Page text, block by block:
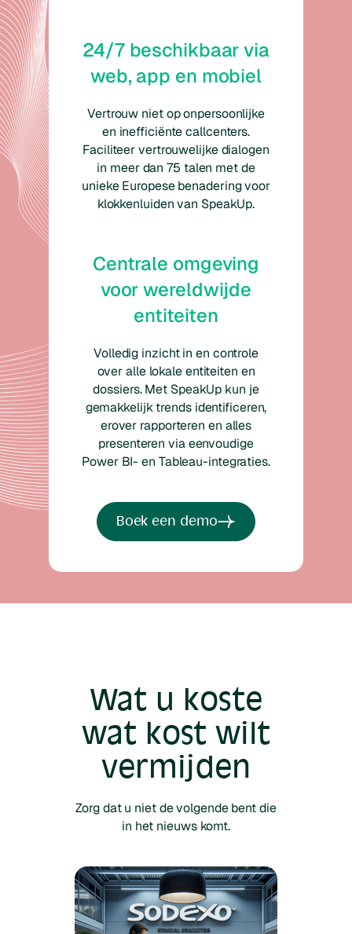
24/7 beschikbaar via
web, app en mobiel
Vertrouw niet op onpersoonlijke
en inefficiënte callcenters.
Faciliteer vertrouwelijke dialogen
in meer dan 75 talen met de
unieke Europese benadering voor
klokkenluiden van SpeakUp.
Centrale omgeving
voor wereldwijde
entiteiten
Volledig inzicht in en controle
over alle lokale entiteiten en
dossiers. Met SpeakUp kun je
gemakkelijk trends identificeren,
erover rapporteren en alles
presenteren via eenvoudige
Power BI- en Tableau-integraties.
Boek een demo
Wat u koste
wat kost wilt
vermijden
Zorg dat u niet de volgende bent die
in het nieuws komt.